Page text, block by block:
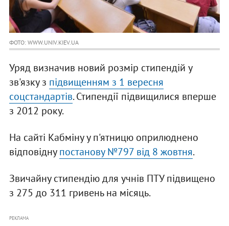
ФОТО: WWW.UNIV.KIEV.UA
Уряд визначив новий розмір стипендій у
зв'язку з підвищенням з 1 вересня
соцстандартів. Стипендії підвищилися вперше
з 2012 року.
На сайті Кабміну у п'ятницю оприлюднено
відповіднупостанову №797 від 8 жовтня.
Звичайну стипендію для учнів ПТУ підвищено
з 275 до 311 гривень на місяць.
РЕКЛАМА